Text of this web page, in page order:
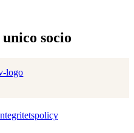
socio